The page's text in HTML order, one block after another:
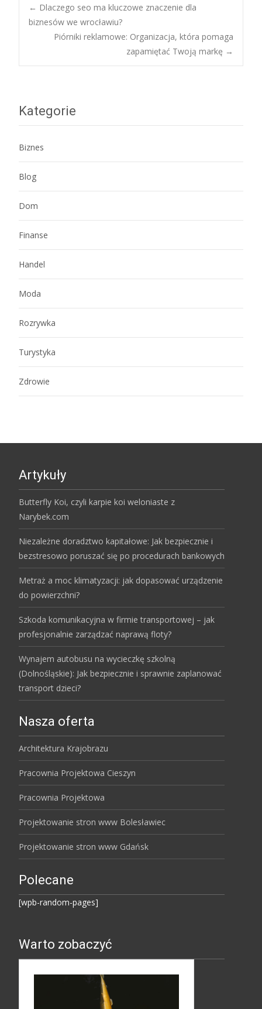
Post
navigation
← Dlaczego seo ma kluczowe znaczenie dla
biznesów we wrocławiu?
Piórniki reklamowe: Organizacja, która pomaga
zapamiętać Twoją markę →
Kategorie
Biznes
Blog
Dom
Finanse
Handel
Moda
Rozrywka
Turystyka
Zdrowie
Artykuły
Butterfly Koi, czyli karpie koi weloniaste z
Narybek.com
Niezależne doradztwo kapitałowe: Jak bezpiecznie i
bezstresowo poruszać się po procedurach bankowych
Metraż a moc klimatyzacji: jak dopasować urządzenie
do powierzchni?
Szkoda komunikacyjna w firmie transportowej – jak
profesjonalnie zarządzać naprawą floty?
Wynajem autobusu na wycieczkę szkolną
(Dolnośląskie): Jak bezpiecznie i sprawnie zaplanować
transport dzieci?
Nasza oferta
Architektura Krajobrazu
Pracownia Projektowa Cieszyn
Pracownia Projektowa
Projektowanie stron www Bolesławiec
Projektowanie stron www Gdańsk
Polecane
[wpb-random-pages]
Warto zobaczyć